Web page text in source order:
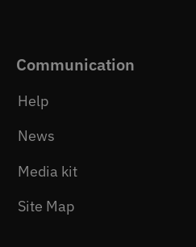
Communication
Help
News
Media kit
Site Map